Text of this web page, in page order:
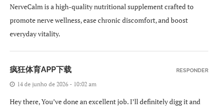
NerveCalm is a high-quality nutritional supplement crafted to
promote nerve wellness, ease chronic discomfort, and boost
everyday vitality.
疯狂体育APP下载
14 de junho de 2026 - 10:02 am
Hey there, You’ve done an excellent job. I’ll definitely digg it and
RESPONDER